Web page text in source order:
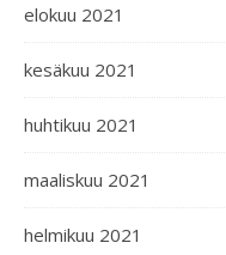
elokuu 2021
kesäkuu 2021
huhtikuu 2021
maaliskuu 2021
helmikuu 2021